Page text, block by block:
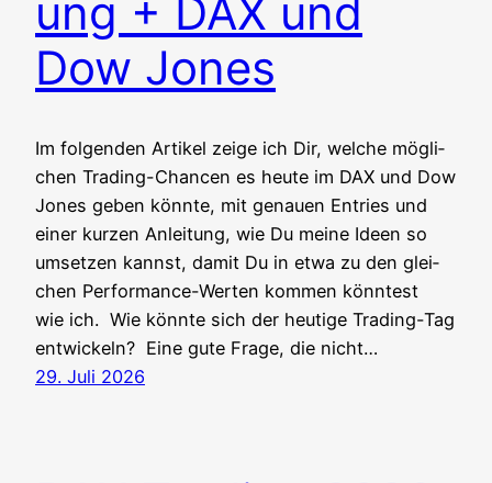
ung + DAX und
Dow Jones
Im fol­gen­den Arti­kel zei­ge ich Dir, wel­che mög­li­
chen Tra­ding-Chan­cen es heu­te im DAX und Dow
Jones geben könn­te, mit genau­en Ent­ries und
einer kur­zen Anlei­tung, wie Du mei­ne Ideen so
umset­zen kannst, damit Du in etwa zu den glei­
chen Per­for­mance-Wer­ten kom­men könn­test
wie ich. Wie könn­te sich der heu­ti­ge Tra­ding-Tag
entwickeln? Eine gute Fra­ge, die nicht…
29. Juli 2026